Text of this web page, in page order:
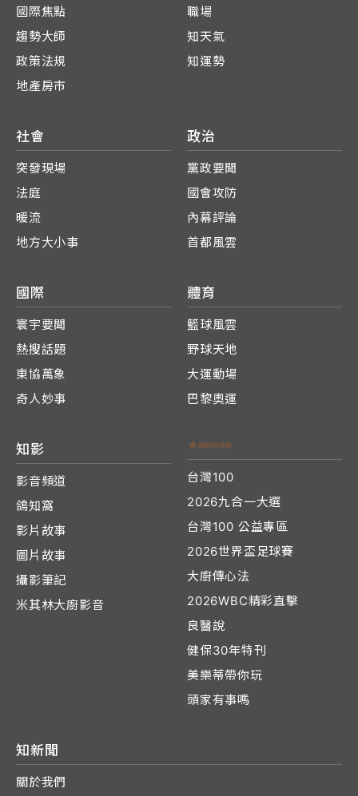
國際焦點
趨勢大師
政策法規
地產房市
職場
知天氣
知運勢
社會
突發現場
法庭
暖流
地方大小事
政治
黨政要聞
國會攻防
內幕評論
首都風雲
國際
寰宇要聞
熱搜話題
東協萬象
奇人妙事
體育
籃球風雲
野球天地
大運動場
巴黎奧運
知影
影音頻道
鴿知窩
影片故事
圖片故事
攝影筆記
米其林大廚影音
台灣100
2026九合一大選
台灣100 公益專區
2026世界盃足球賽
大廚傳心法
2026WBC精彩直擊
良醫說
健保30年特刊
美樂蒂帶你玩
頭家有事嗎
知新聞
關於我們